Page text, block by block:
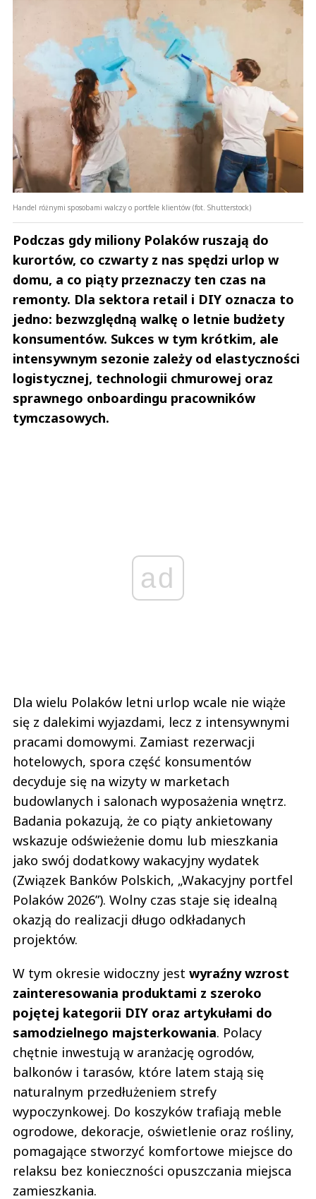
Handel różnymi sposobami walczy o portfele klientów (fot. Shutterstock)
Podczas gdy miliony Polaków ruszają do
kurortów, co czwarty z nas spędzi urlop w
domu, a co piąty przeznaczy ten czas na
remonty. Dla sektora retail i DIY oznacza to
jedno: bezwzględną walkę o letnie budżety
konsumentów. Sukces w tym krótkim, ale
intensywnym sezonie zależy od elastyczności
logistycznej, technologii chmurowej oraz
sprawnego onboardingu pracowników
tymczasowych.
ad
Dla wielu Polaków letni urlop wcale nie wiąże
się z dalekimi wyjazdami, lecz z intensywnymi
pracami domowymi. Zamiast rezerwacji
hotelowych, spora część konsumentów
decyduje się na wizyty w marketach
budowlanych i salonach wyposażenia wnętrz.
Badania pokazują, że co piąty ankietowany
wskazuje odświeżenie domu lub mieszkania
jako swój dodatkowy wakacyjny wydatek
(Związek Banków Polskich, „Wakacyjny portfel
Polaków 2026”). Wolny czas staje się idealną
okazją do realizacji długo odkładanych
projektów.
W tym okresie widoczny jest wyraźny wzrost
zainteresowania produktami z szeroko
pojętej kategorii DIY oraz artykułami do
samodzielnego majsterkowania. Polacy
chętnie inwestują w aranżację ogrodów,
balkonów i tarasów, które latem stają się
naturalnym przedłużeniem strefy
wypoczynkowej. Do koszyków trafiają meble
ogrodowe, dekoracje, oświetlenie oraz rośliny,
pomagające stworzyć komfortowe miejsce do
relaksu bez konieczności opuszczania miejsca
zamieszkania.